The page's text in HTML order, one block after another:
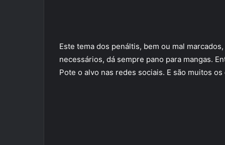
Este tema dos penáltis, bem ou mal
necessários, dá sempre pano para mangas.
Pote o alvo nas redes sociais. E são muitos